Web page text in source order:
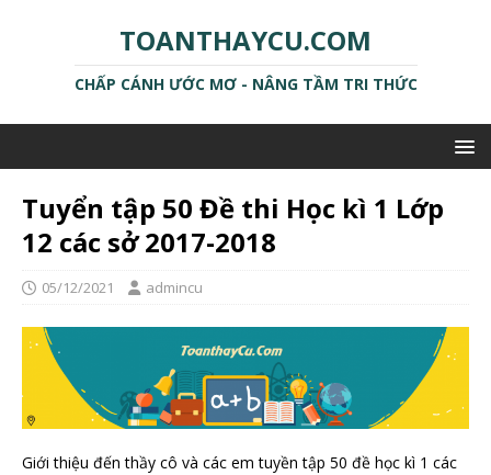
TOANTHAYCU.COM
CHẤP CÁNH ƯỚC MƠ - NÂNG TẦM TRI THỨC
Tuyển tập 50 Đề thi Học kì 1 Lớp
12 các sở 2017-2018
05/12/2021 admincu
Giới thiệu đến thầy cô và các em tuyền tập 50 đề học kì 1 các